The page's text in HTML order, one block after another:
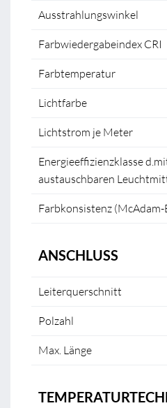
Ausstrahlungswinkel
Farbwiedergabeindex CRI
Farbtemperatur
Lichtfarbe
Lichtstrom je Meter
Energieeffizienzklasse
austauschbaren
Farbkonsistenz (McAdam-
ANSCHLUSS
Leiterquerschnitt
Polzahl
Max. Länge